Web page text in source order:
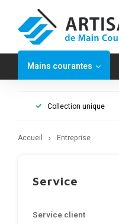
Mains courantes
Collection unique
Accueil Entreprise
Service
Service client